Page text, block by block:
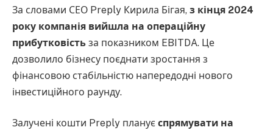
За словами СЕО Preply Кирила Бігая, з кінця 2024
року компанія вийшла на операційну
прибутковість за показником EBITDA. Це
дозволило бізнесу поєднати зростання з
фінансовою стабільністю напередодні нового
інвестиційного раунду.
Залучені кошти Preply планує спрямувати на